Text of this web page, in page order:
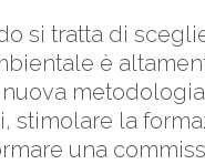
si tratta di
è
stimolare la
una